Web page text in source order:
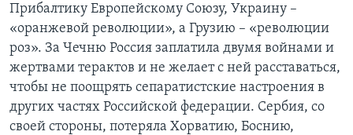
Прибалтику Европейскому Союзу, Украину –
«оранжевой революции», а Грузию – «революции
роз». За Чечню Россия заплатила двумя войнами и
жертвами терактов и не желает с ней расставаться,
чтобы не поощрять сепаратистские настроения в
других частях Российской федерации. Сербия, со
своей стороны, потеряла Хорватию, Боснию,